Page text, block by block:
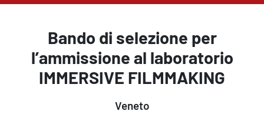
IMMERSIVE FILMMAKING
Bando di selezione per
l’ammissione al laboratorio
IMMERSIVE FILMMAKING
Veneto